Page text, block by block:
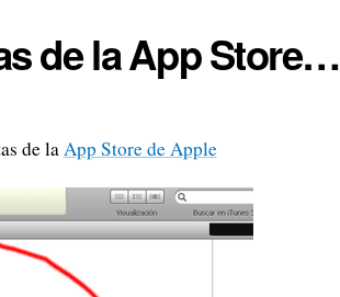
de la App Store…
de laApp Store de Apple